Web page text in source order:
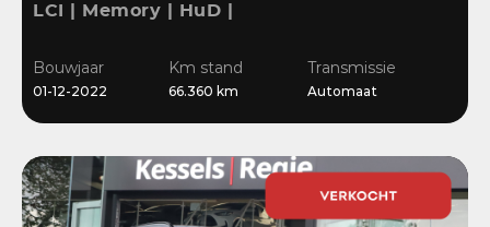
LCI | Memory | HuD |
Stoelverwarming
Bouwjaar
01-12-2022
Km stand
66.360 km
Transmissie
Automaat